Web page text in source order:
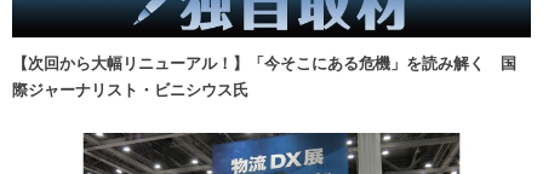
【次回から大幅リニューアル！】「今そこにある危機」を読み解く 国
際ジャーナリスト・ビニシウス氏